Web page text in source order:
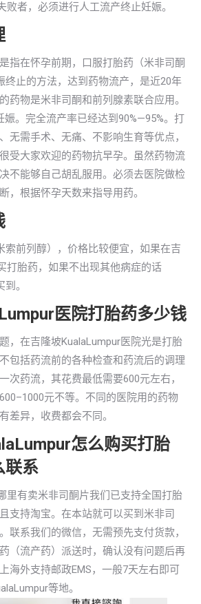
败者，必须进行人工流产终止妊娠。
指在怀孕前期，口服打胎药（米非司酮
终止的方法，达到药物流产，是近20年
药物是米非司酮和前列腺素联合应用。
娠。完全流产率已经达到90%—95%。打
无需手术、无痛、不影响生育等优点，
受大家欢迎的药物抗早孕。虽然药物流
不能够自己胡乱服用。必须去医院做检
，根据怀孕天数来指导用药。
索前列醇），价格比较便宜，如果在吉
打胎药，如果不出现其他病症的话
。
医院打胎药多少钱
，在吉隆坡KualaLumpur医院光是打胎
包括药流前的各种检查和药流后的调理
次药流，其花费最低需要600元左右，
元不等。不同的医院用的药物
差异，收费都会不同。
怎么购买打胎
联系
里有卖米非司酮片我们已支持全国打胎
支持淘宝。在本站就可以买到米非司
联系我们的微信，无需预先支付货款，
（流产药）派送时，确认没有问题后再
海外支持邮政EMS，一般7天左右即可
等地。